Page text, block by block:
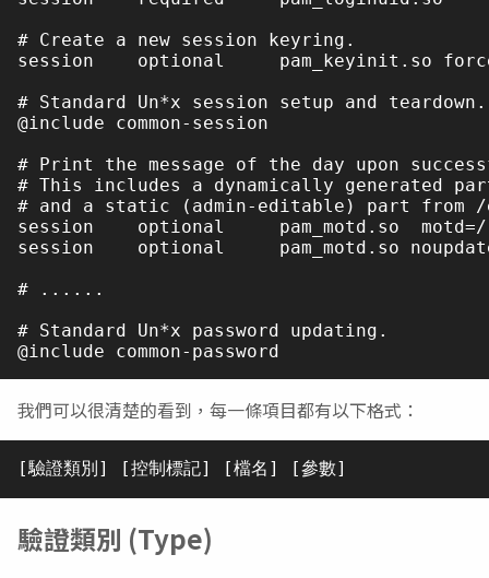
# Create a new session keyring.
session    optional     pam_keyinit.so
# Standard Un*x session setup and teardown.
@include common-session
# Print the message of the day upon
# This includes a dynamically generated
# and a static (admin-editable) part from /
session    optional     pam_motd.so  motd=/
session    optional     pam_motd.so
# ......
# Standard Un*x password updating.
我們可以很清楚的看到，每一條項目都有以下格式：
驗證類別 (Type)